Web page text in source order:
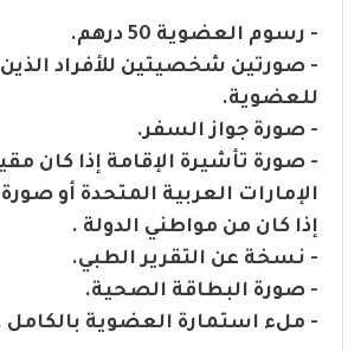
- رسوم العضوية 50 درهم.
- صورتين شخصيتين للأفراد
للعضوية.
- صورة جواز السفر.
- صورة تأشيرة الإقامة إذا كان
الإمارات العربية المتحدة أو
إذا كان من مواطني الدولة .
- نسخة عن التقرير الطبي.
- صورة البطاقة الصحية.
- ملء استمارة العضوية بالكامل